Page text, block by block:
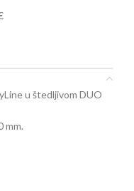
u štedljivom DUO
mm.